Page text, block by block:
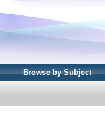
Browse by Subject